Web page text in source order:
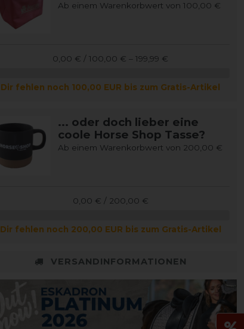
Ab einem Warenkorbwert von 100,00 €
0,00 € / 100,00 € – 199,99 €
Dir fehlen noch 100,00 EUR bis zum Gratis-Artikel
... oder doch lieber eine
coole Horse Shop Tasse?
Ab einem Warenkorbwert von 200,00 €
0,00 € / 200,00 €
Dir fehlen noch 200,00 EUR bis zum Gratis-Artikel
VERSANDINFORMATIONEN